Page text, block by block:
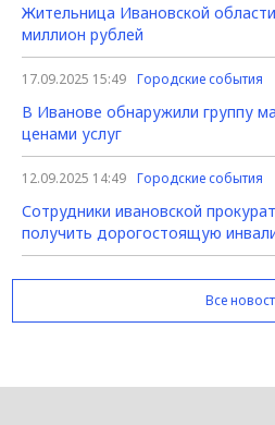
Жительница Ивановской
миллион рублей
17.09.2025 15:49 Городские события
В Иванове обнаружили группу
ценами услуг
12.09.2025 14:49 Городские события
Сотрудники ивановской
получить дорогостоящую
Все